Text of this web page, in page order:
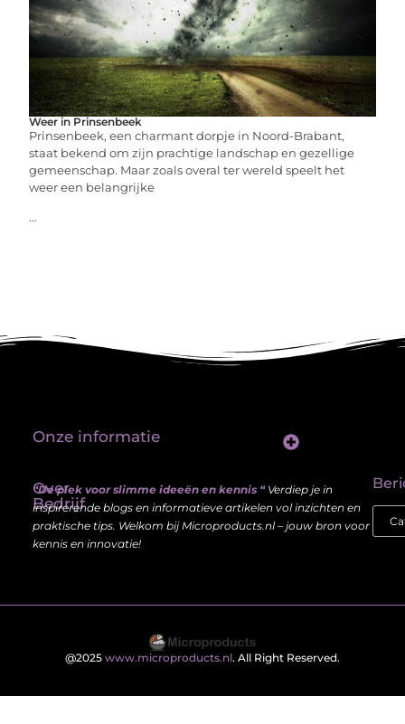
Weer in Prinsenbeek
Prinsenbeek, een charmant dorpje in Noord-Brabant,
staat bekend om zijn prachtige landschap en gezellige
gemeenschap. Maar zoals overal ter wereld speelt het
weer een belangrijke
...
Over
Bedrijf
“De plek voor slimme ideeën en kennis “Verdiep je in
inspirerende blogs en informatieve artikelen vol inzichten en
praktische tips. Welkom bij Microproducts.nl – jouw bron voor
kennis en innovatie!
Onze informatie
@2025 www.microproducts.nl. All Right Reserved.